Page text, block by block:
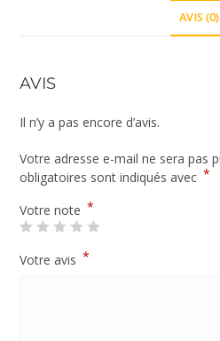
AVIS (0)
AVIS
Il n’y a pas encore d’avis.
Votre adresse e-mail ne sera pas
obligatoires sont indiqués avec *
Votre note *
Votre avis *